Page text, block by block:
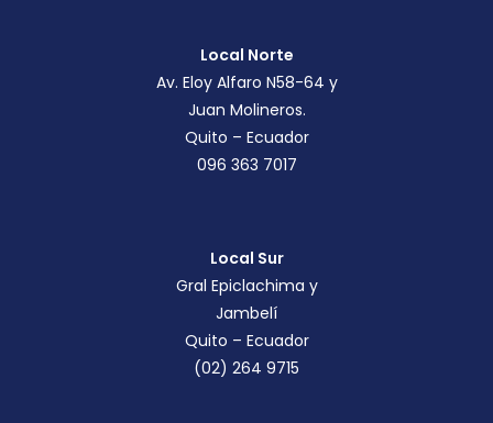
Local Norte
Av. Eloy Alfaro N58-64 y
Juan Molineros.
Quito – Ecuador
096 363 7017
Local Sur
Gral Epiclachima y
Jambelí
Quito – Ecuador
(02) 264 9715